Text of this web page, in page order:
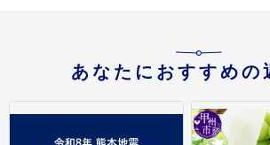
あなたにおすすめの